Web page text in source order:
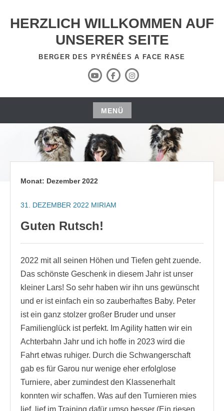
InhaltHERZLICH WILLKOMMEN AUF
UNSERER SEITE
BERGER DES PYRÉNÉES A FACE RASE
YouTube
Kanal
FacebookInstagram
MENÜ
Zum
springen
Monat: Dezember 2022
31. DEZEMBER 2022 MIRIAM
Guten Rutsch!
2022 mit all seinen Höhen und Tiefen geht zuende.
Das schönste Geschenk in diesem Jahr ist unser
kleiner Lars! So sehr haben wir ihn uns gewünscht
und er ist einfach ein so zauberhaftes Baby. Peter
ist ein ganz stolzer großer Bruder und unser
Familienglück ist perfekt. Im Agility hatten wir ein
Achterbahn Jahr und ich hoffe in 2023 wird die
Fahrt etwas ruhiger. Durch die Schwangerschaft
gab es für Garou nur wenige eher erfolglose
Turniere, aber zumindest den Klassenerhalt
konnten wir schaffen. Was auf den Turnieren mies